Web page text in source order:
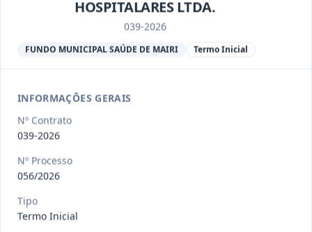
Inicial
Situação:
012-
2023
Termo
HOSPITALARES LTDA.
039-2026
FUNDO MUNICIPAL SAÚDE DE MAIRI Termo Inicial
INFORMAÇÕES GERAIS
Nº Contrato
039-2026
Nº Processo
056/2026
Tipo
Termo Inicial